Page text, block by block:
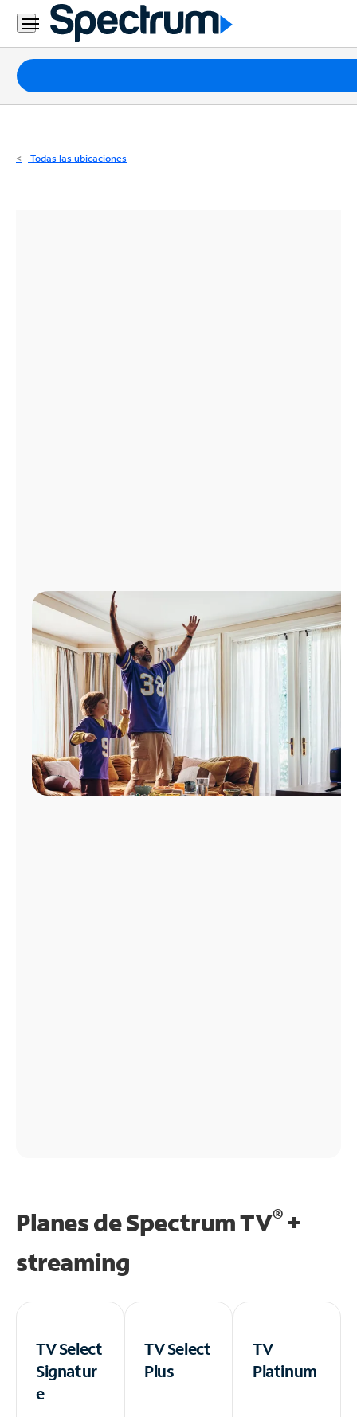
Residencial
Business
Paquetes
Internet
Todas las ubicaciones
Planes de Spectrum TV®+
streaming
TV Select
Signatur
e
TV Select
Plus
TV
Platinum